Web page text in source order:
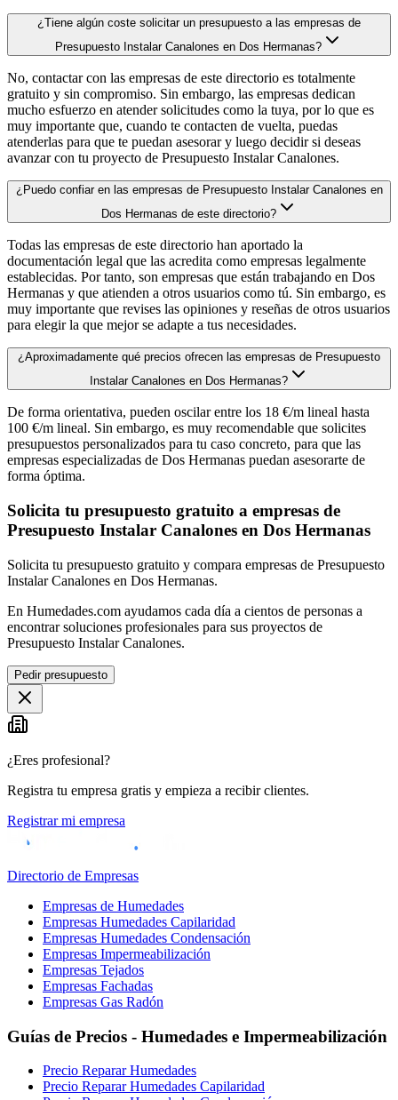
¿Tiene algún coste solicitar un presupuesto a las empresas de
Presupuesto Instalar Canalones en Dos Hermanas?
No, contactar con las empresas de este directorio es totalmente
gratuito y sin compromiso. Sin embargo, las empresas dedican
mucho esfuerzo en atender solicitudes como la tuya, por lo que es
muy importante que, cuando te contacten de vuelta, puedas
atenderlas para que te puedan asesorar y luego decidir si deseas
avanzar con tu proyecto de Presupuesto Instalar Canalones.
¿Puedo confiar en las empresas de Presupuesto Instalar Canalones en
Dos Hermanas de este directorio?
Todas las empresas de este directorio han aportado la
documentación legal que las acredita como empresas legalmente
establecidas. Por tanto, son empresas que están trabajando en Dos
Hermanas y que atienden a otros usuarios como tú. Sin embargo, es
muy importante que revises las opiniones y reseñas de otros usuarios
para elegir la que mejor se adapte a tus necesidades.
¿Aproximadamente qué precios ofrecen las empresas de Presupuesto
Instalar Canalones en Dos Hermanas?
De forma orientativa, pueden oscilar entre los 18 €/m lineal hasta
100 €/m lineal. Sin embargo, es muy recomendable que solicites
presupuestos personalizados para tu caso concreto, para que las
empresas especializadas de Dos Hermanas puedan asesorarte de
forma óptima.
Solicita tu presupuesto gratuito a empresas de
Presupuesto Instalar Canalones en Dos Hermanas
Solicita tu presupuesto gratuito y compara empresas de Presupuesto
Instalar Canalones en Dos Hermanas.
En Humedades.com ayudamos cada día a cientos de personas a
encontrar soluciones profesionales para sus proyectos de
Presupuesto Instalar Canalones.
Pedir presupuesto
¿Eres profesional?
Registra tu empresa gratis y empieza a recibir clientes.
Registrar mi empresa
Directorio de Empresas
Empresas de Humedades
Empresas Humedades Capilaridad
Empresas Humedades Condensación
Empresas Impermeabilización
Empresas Tejados
Empresas Fachadas
Empresas Gas Radón
Guías de Precios - Humedades e Impermeabilización
Precio Reparar Humedades
Precio Reparar Humedades Capilaridad